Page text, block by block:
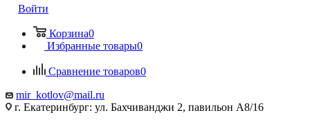
Войти
Корзина0
Избранные товары0
Сравнение товаров0
mir_kotlov@mail.ru
г. Екатеринбург: ул. Бахчиванджи 2, павильон А8/16